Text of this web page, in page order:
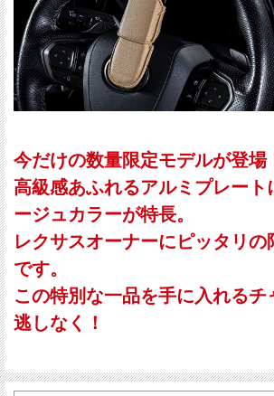
今だけの数量限定モデルが登場
高級感あふれるアルミプレート
ージュカラーが特長。
レクサスオーナーにピッタリの
です。
この特別な一品を手に入れるチ
逃しなく！